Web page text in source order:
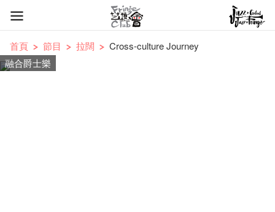
首頁 節目 拉闊
Cross-culture Journey
融合爵士樂